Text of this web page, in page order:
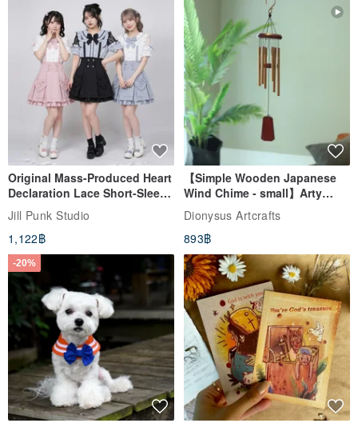
Original Mass-Produced Heart
Declaration Lace Short-Sleeve
Bow Tie Shirt Ruffle Love
High-Waist Short Skirt JJ2570
Jill Punk Studio
1,122฿
【Simple Wooden Japanese
Wind Chime - small】Arty
style/ Minimalist/ Zen
Dionysus Artcrafts
893฿
-20%